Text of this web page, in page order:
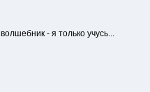
- я только учусь...